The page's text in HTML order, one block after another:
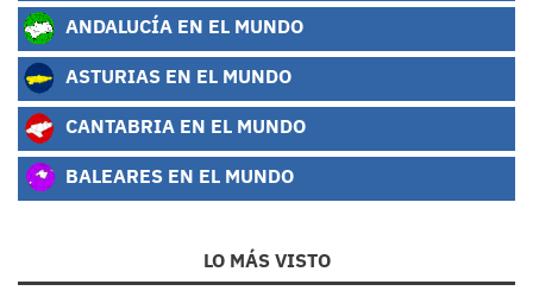
ANDALUCÍA EN EL MUNDO
ASTURIAS EN EL MUNDO
CANTABRIA EN EL MUNDO
BALEARES EN EL MUNDO
LO MÁS VISTO